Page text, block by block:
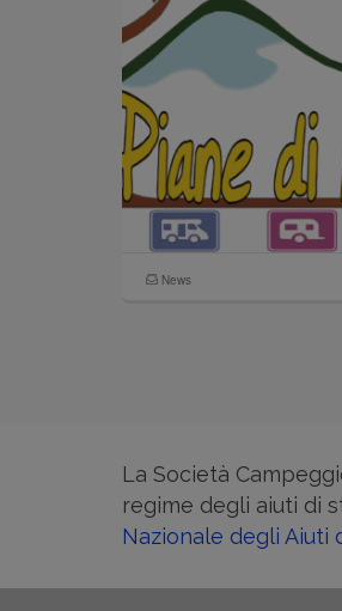
News
La Società
regime degli aiuti di
Nazionale degli Aiuti